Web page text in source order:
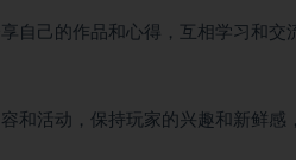
自己的作品和心得，互相学习和交
和活动，保持玩家的兴趣和新鲜感